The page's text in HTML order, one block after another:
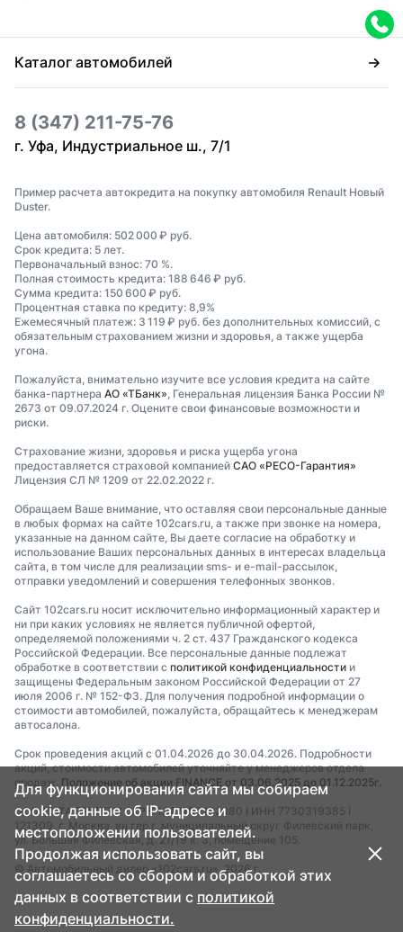
Каталог автомобилей
8 (347) 211-75-76
г. Уфа, Индустриальное ш., 7/1
Пример расчета автокредита на покупку автомобиля Renault Новый
Duster.
Цена автомобиля: 502 000 ₽ руб.
Срок кредита: 5 лет.
Первоначальный взнос: 70 %.
Полная стоимость кредита: 188 646 ₽ руб.
Сумма кредита: 150 600 ₽ руб.
Процентная ставка по кредиту: 8,9%
Ежемесячный платеж: 3 119 ₽ руб. без дополнительных комиссий, с
обязательным страхованием жизни и здоровья, а также ущерба
угона.
Пожалуйста, внимательно изучите все условия кредита на сайте
банка-партнера АО «ТБанк» , Генеральная лицензия Банка России №
2673 от 09.07.2024 г. Оцените свои финансовые возможности и
риски.
Страхование жизни, здоровья и риска ущерба угона
предоставляется страховой компанией САО «РЕСО-Гарантия»
Лицензия СЛ № 1209 от 22.02.2022 г.
Обращаем Ваше внимание, что оставляя свои персональные данные
в любых формах на сайте 102cars.ru, а также при звонке на номера,
указанные на данном сайте, Вы даете согласие на обработку и
использование Ваших персональных данных в интересах владельца
сайта, в том числе для реализации sms- и e-mail-рассылок,
отправки уведомлений и совершения телефонных звонков.
Сайт 102cars.ru носит исключительно информационный характер и
ни при каких условиях не является публичной офертой,
определяемой положениями ч. 2 ст. 437 Гражданского кодекса
Российской Федерации. Все персональные данные подлежат
обработке в соответствии с политикой конфиденциальности и
защищены Федеральным законом Российской Федерации от 27
июля 2006 г. № 152-ФЗ. Для получения подробной информации о
стоимости автомобилей, пожалуйста, обращайтесь к менеджерам
автосалона.
Срок проведения акций с 01.04.2026 до 30.04.2026. Подробности
акций, стоимости автомобилей уточняйте у менеджеров отдела
продаж. Положение об акции FINANCE от 03.06.2025 до 01.12.2025г.
ООО "ТАТА ГРУПП" I ОГРН 1247700182080 I ИНН 7730319385 I
121309, г. Москва, вн.тер.г. муниципальный округ Филевский парк,
ул. Большая Филевская, д. 21/19 к. 3, помещение 105.
© Автомобильный дилер «102cars.ru», 2026 г.
Для функционирования сайта мы собираем
cookie, данные об IP-адресе и
местоположении пользователей.
Продолжая использовать сайт, вы
соглашаетесь со сбором и обработкой этих
данных в соответствии с политикой
конфиденциальности.